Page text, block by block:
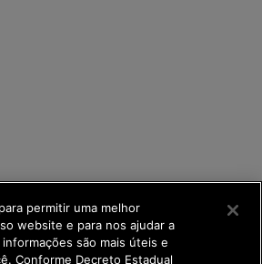
permitir uma melhor
website e para nos ajudar a
são mais úteis e
Conforme Decreto Estadual